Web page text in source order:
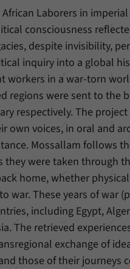
Laborers in
consciousness
despite invisibility,
inquiry into a global
workers in a war-torn
regions were sent to the
respectively. The
own voices, in oral and
Mossallam follows
were taken through
home, whether
war. These years of war
including Egypt,
The retrieved
exchange of
those of their journeys